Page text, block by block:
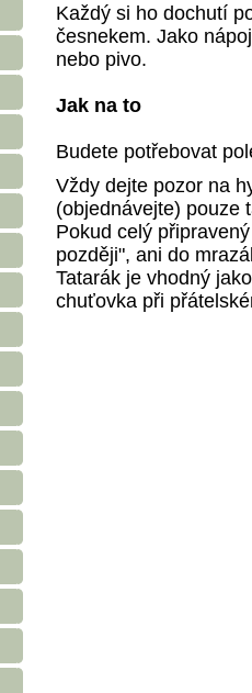
Každý si ho dochutí
česnekem. Jako
nebo pivo.
Jak na to
Budete potřebovat
Vždy dejte pozor na
(objednávejte) pouze
Pokud celý
později", ani do
Tatarák je vhodný
chuťovka při